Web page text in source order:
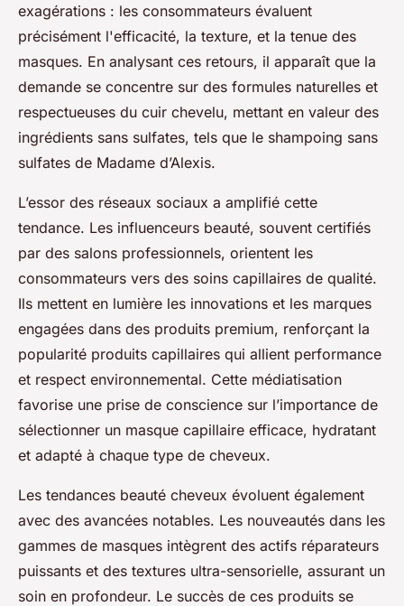
exagérations : les consommateurs évaluent
précisément l'efficacité, la texture, et la tenue des
masques. En analysant ces retours, il apparaît que la
demande se concentre sur des formules naturelles et
respectueuses du cuir chevelu, mettant en valeur des
ingrédients sans sulfates, tels que le shampoing sans
sulfates de Madame d’Alexis.
L’essor des réseaux sociaux a amplifié cette
tendance. Les influenceurs beauté, souvent certifiés
par des salons professionnels, orientent les
consommateurs vers des soins capillaires de qualité.
Ils mettent en lumière les innovations et les marques
engagées dans des produits premium, renforçant la
popularité produits capillaires qui allient performance
et respect environnemental. Cette médiatisation
favorise une prise de conscience sur l’importance de
sélectionner un masque capillaire efficace, hydratant
et adapté à chaque type de cheveux.
Les tendances beauté cheveux évoluent également
avec des avancées notables. Les nouveautés dans les
gammes de masques intègrent des actifs réparateurs
puissants et des textures ultra-sensorielle, assurant un
soin en profondeur. Le succès de ces produits se